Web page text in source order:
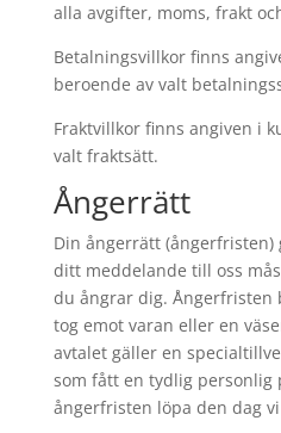
alla avgifter, moms, frakt
Betalningsvillkor finns
beroende av valt
Fraktvillkor finns angiven i
valt fraktsätt.
Ångerrätt
Din ångerrätt (ångerfristen)
ditt meddelande till oss
du ångrar dig. Ångerfristen
tog emot varan eller en
avtalet gäller en
som fått en tydlig personlig
ångerfristen löpa den dag